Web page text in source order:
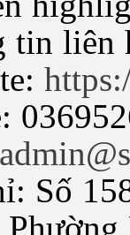
tin liên
Số